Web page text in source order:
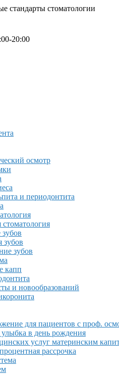
стандарты стоматологии
20:00
осмотр
и периодонтита
стоматология
зубов
зубов
капп
и новообразований
для пациентов с проф.
в день рождения
услуг материнским
рассрочка